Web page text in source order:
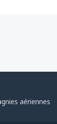
aériennes